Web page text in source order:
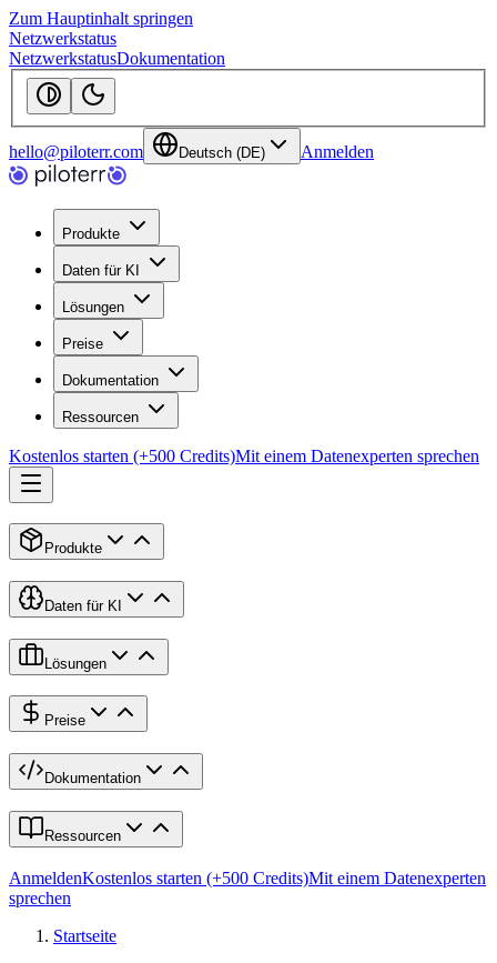
Zum Hauptinhalt springen
Netzwerkstatus
NetzwerkstatusDokumentation
hello@piloterr.com Deutsch (DE) Anmelden
Produkte
Daten für KI
Lösungen
Preise
Dokumentation
Ressourcen
Kostenlos starten (+500 Credits)Mit einem Datenexperten sprechen
Produkte
Daten für KI
Lösungen
Preise
Dokumentation
Ressourcen
AnmeldenKostenlos starten (+500 Credits)Mit einem Datenexperten
sprechen
Startseite